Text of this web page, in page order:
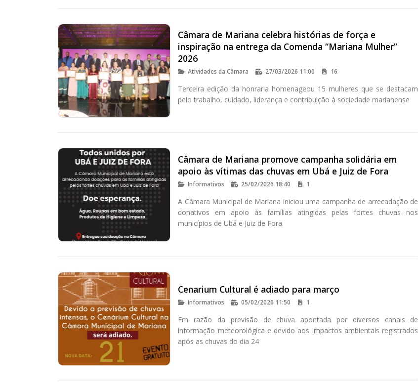
Câmara de Mariana celebra histórias de força e
inspiração na entrega da Comenda “Mariana Mulher”
2026
Atividades da Câmara 27/03/2026 11:00 16
Terceira edição da honraria homenageou 15 mulheres que se destacam
pelo trabalho, cuidado, liderança e contribuição à sociedade marianense
Câmara de Mariana promove campanha solidária em
apoio às vítimas das chuvas em Ubá e Juiz de Fora
Informativos 25/02/2026 18:40 1
A Câmara Municipal de Mariana iniciou uma campanha de arrecadação de
donativos em apoio às famílias atingidas pelas fortes chuvas nos
municípios de Ubá e Juiz de Fora.
Cenarium Cultural é adiado para março
Informativos 05/02/2026 11:50 1
Em razão da previsão de chuva apontada por diversos canais de
informação meteorológica e devido aos impactos ambientais registrados
após as chuvas do dia 24